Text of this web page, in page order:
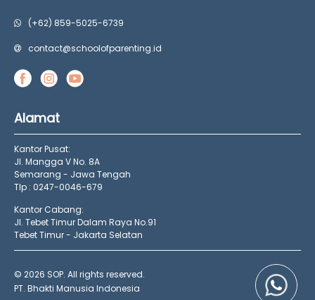
(+62) 859-5025-6739
contact@schoolofparenting.id
Alamat
Kantor Pusat:
Jl. Mangga V No. 8A
Semarang - Jawa Tengah
Tlp : 0247-0046-679
Kantor Cabang:
Jl. Tebet Timur Dalam Raya No.91
Tebet Timur - Jakarta Selatan
© 2026 SOP. All rights reserved.
PT. Bhakti Manusia Indonesia